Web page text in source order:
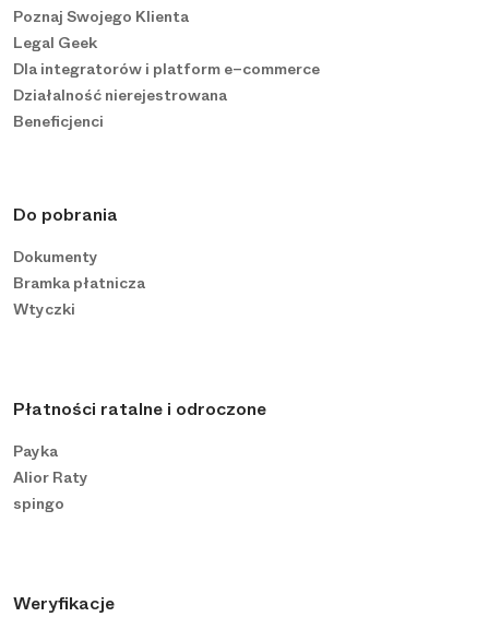
Poznaj Swojego Klienta
Legal Geek
Dla integratorów i platform e−commerce
Działalność nierejestrowana
Beneficjenci
Do pobrania
Dokumenty
Bramka płatnicza
Wtyczki
Płatności ratalne i odroczone
Payka
Alior Raty
spingo
Weryfikacje